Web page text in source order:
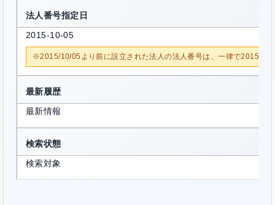
法人番号指定日
2015-10-05
※2015/10/05より前に設立された法人の法人番号は、一律で2015/10/
最新履歴
最新情報
検索状態
検索対象